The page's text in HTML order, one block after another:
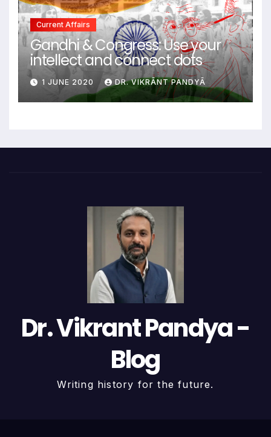
Current Affairs
Gandhi & Congress: Use your
intellect and connect dots
1 JUNE 2020 DR. VIKRĀNT PANDYĀ
Dr. Vikrant Pandya -
Blog
Writing history for the future.